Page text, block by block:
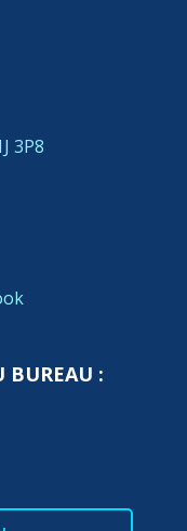
3P8
BUREAU :